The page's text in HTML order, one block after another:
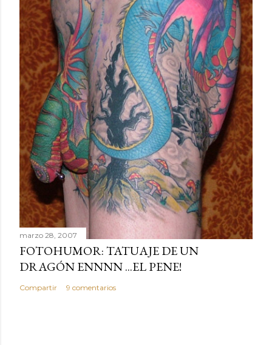
marzo 28, 2007
FOTOHUMOR: TATUAJE DE UN
DRAGÓN ENNNN ...EL PENE!
Compartir 9 comentarios